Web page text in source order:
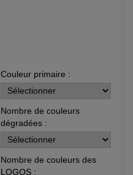
Couleur primaire :
Nombre de couleurs
dégradées :
Nombre de couleurs des
LOGOS :